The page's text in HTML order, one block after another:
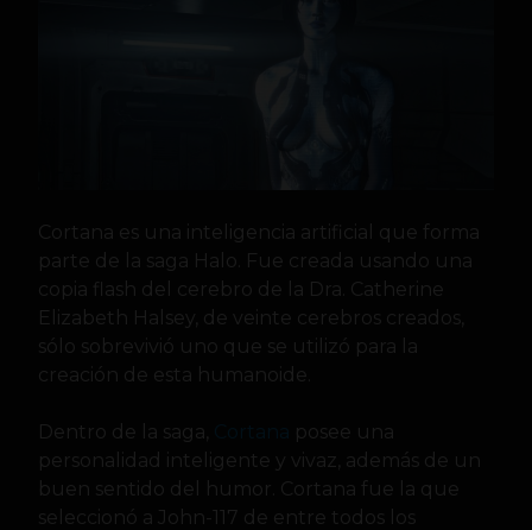
Cortana es una inteligencia artificial que forma
parte de la saga Halo. Fue creada usando una
copia flash del cerebro de la Dra. Catherine
Elizabeth Halsey, de veinte cerebros creados,
sólo sobrevivió uno que se utilizó para la
creación de esta humanoide.
Dentro de la saga,
posee una
personalidad inteligente y vivaz, además de un
buen sentido del humor. Cortana fue la que
seleccionó a John-117 de entre todos los